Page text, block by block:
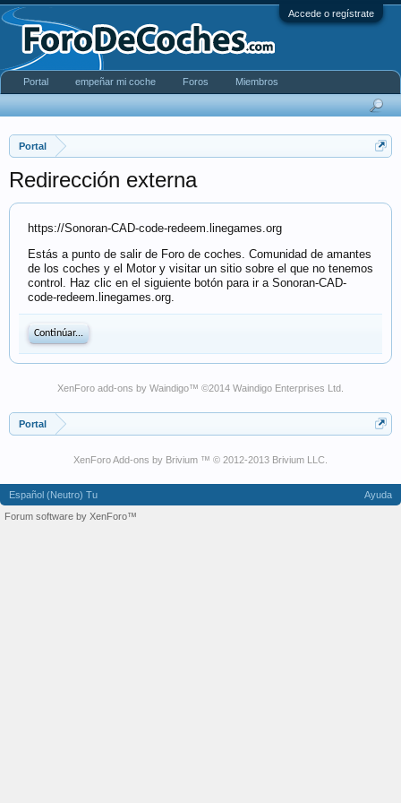
Accede o regístrate
Portal
Redirección externa
https://Sonoran-CAD-code-redeem.linegames.org
Estás a punto de salir de Foro de coches. Comunidad de amantes
de los coches y el Motor y visitar un sitio sobre el que no tenemos
control. Haz clic en el siguiente botón para ir a Sonoran-CAD-
code-redeem.linegames.org.
Continúar...
XenForo add-ons by Waindigo™ ©2014 Waindigo Enterprises Ltd
Portal
XenForo Add-ons by Brivium ™ © 2012-2013 Brivium LLC.
Portal empeñar mi coche Foros Miembros
Español (Neutro) Tu
Ayuda
Forum software by XenForo™